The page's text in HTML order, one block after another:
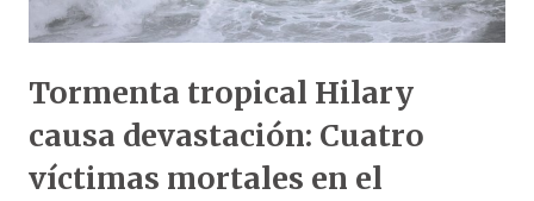
Tormenta tropical Hilary
causa devastación: Cuatro
víctimas mortales en el